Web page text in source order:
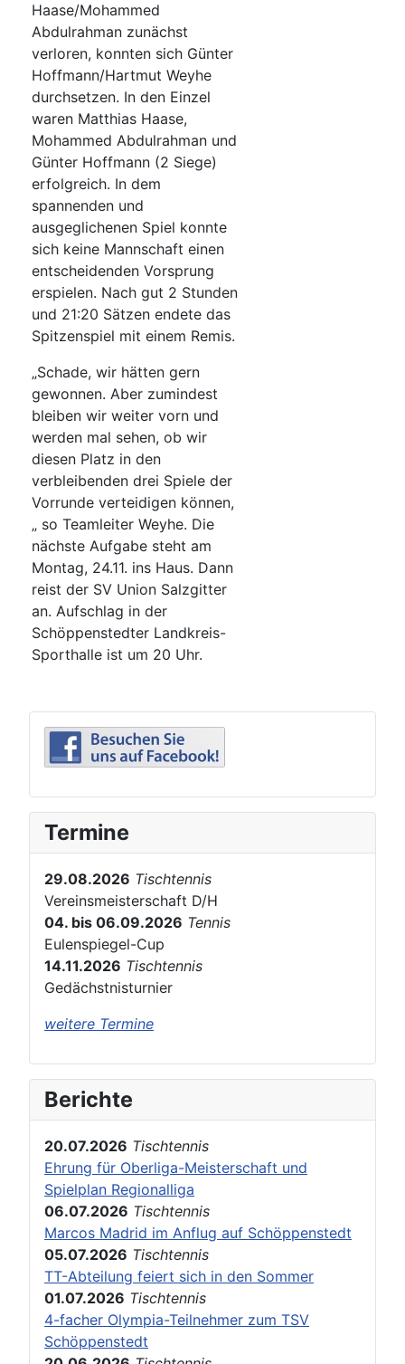
Haase/Mohammed
Abdulrahman zunächst
verloren, konnten sich Günter
Hoffmann/Hartmut Weyhe
durchsetzen. In den Einzel
waren Matthias Haase,
Mohammed Abdulrahman und
Günter Hoffmann (2 Siege)
erfolgreich. In dem
spannenden und
ausgeglichenen Spiel konnte
sich keine Mannschaft einen
entscheidenden Vorsprung
erspielen. Nach gut 2 Stunden
und 21:20 Sätzen endete das
Spitzenspiel mit einem Remis.
„Schade, wir hätten gern
gewonnen. Aber zumindest
bleiben wir weiter vorn und
werden mal sehen, ob wir
diesen Platz in den
verbleibenden drei Spiele der
Vorrunde verteidigen können,
„ so Teamleiter Weyhe. Die
nächste Aufgabe steht am
Montag, 24.11. ins Haus. Dann
reist der SV Union Salzgitter
an. Aufschlag in der
Schöppenstedter Landkreis-
Sporthalle ist um 20 Uhr.
Termine
29.08.2026 Tischtennis
Vereinsmeisterschaft D/H
04. bis 06.09.2026 Tennis
Eulenspiegel-Cup
14.11.2026 Tischtennis
Gedächstnisturnier
weitere Termine
Berichte
20.07.2026 Tischtennis
Ehrung für Oberliga-Meisterschaft und
Spielplan Regionalliga
06.07.2026 Tischtennis
Marcos Madrid im Anflug auf Schöppenstedt
05.07.2026 Tischtennis
TT-Abteilung feiert sich in den Sommer
01.07.2026 Tischtennis
4-facher Olympia-Teilnehmer zum TSV
Schöppenstedt